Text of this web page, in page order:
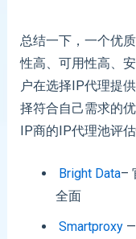
总结一下，一个优
性高、可用性高、
户在选择IP代理提
择符合自己需求的
IP商的IP代理池评估
Bright Data–
全面
Smartproxy—